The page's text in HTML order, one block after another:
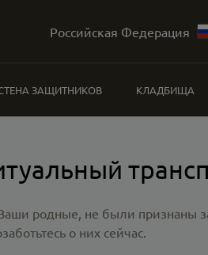
Российская Федерация
ЗАЩИТНИКОВ КЛАДБИЩА
Ваши родные, не были признаны
о них сейчас.